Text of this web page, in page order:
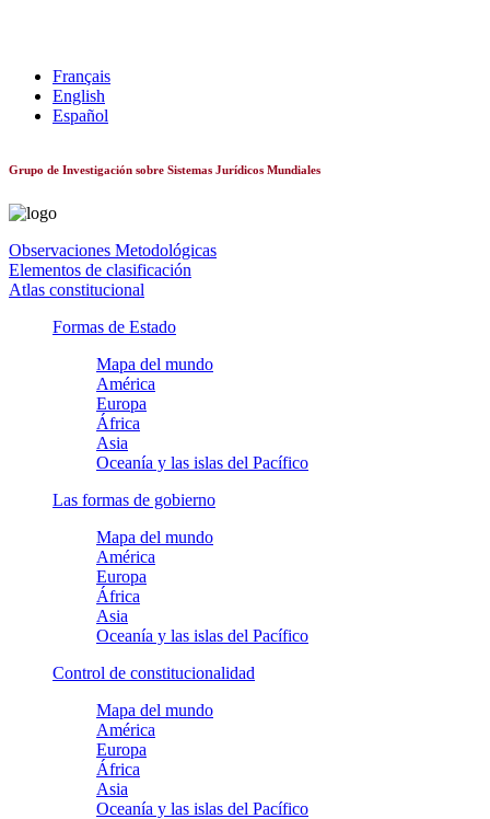
Français
English
Español
Grupo de Investigación sobre Sistemas Jurídicos Mundiales
Observaciones Metodológicas
Elementos de clasificación
Atlas constitucional
Formas de Estado
Mapa del mundo
América
Europa
África
Asia
Oceanía y las islas del Pacífico
Las formas de gobierno
Mapa del mundo
América
Europa
África
Asia
Oceanía y las islas del Pacífico
Control de constitucionalidad
Mapa del mundo
América
Europa
África
Asia
Oceanía y las islas del Pacífico